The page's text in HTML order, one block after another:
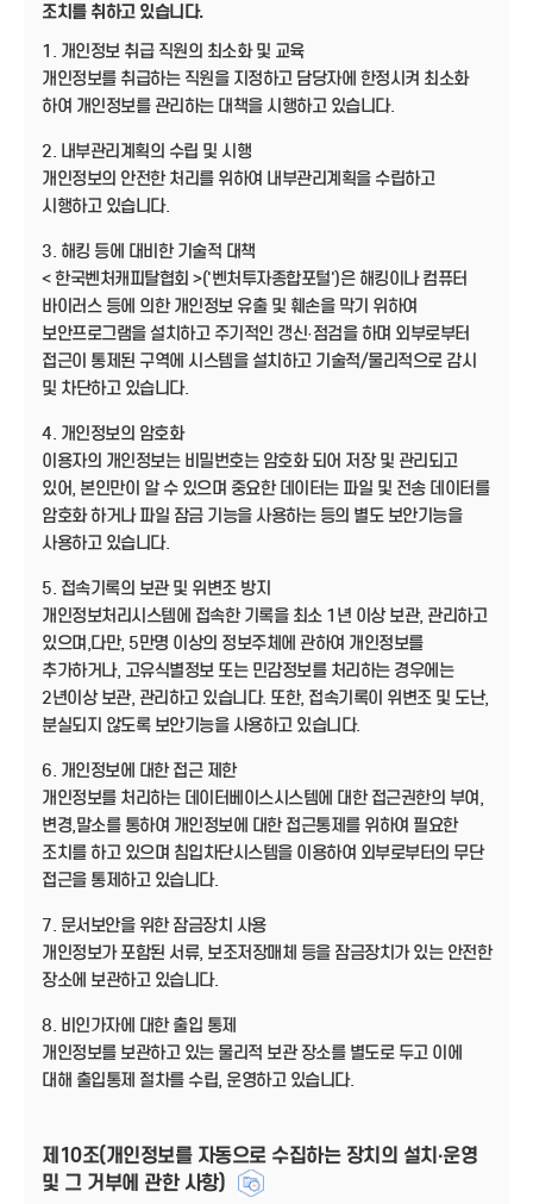
조치를 취하고 있습니다.
1. 개인정보 취급 직원의 최소화 및 교육
개인정보를 취급하는 직원을 지정하고 담당자에 한정시켜 최소화
하여 개인정보를 관리하는 대책을 시행하고 있습니다.
2. 내부관리계획의 수립 및 시행
개인정보의 안전한 처리를 위하여 내부관리계획을 수립하고
시행하고 있습니다.
3. 해킹 등에 대비한 기술적 대책
< 한국벤처캐피탈협회 >('벤처투자종합포털')은 해킹이나 컴퓨터
바이러스 등에 의한 개인정보 유출 및 훼손을 막기 위하여
보안프로그램을 설치하고 주기적인 갱신·점검을 하며 외부로부터
접근이 통제된 구역에 시스템을 설치하고 기술적/물리적으로 감시
및 차단하고 있습니다.
4. 개인정보의 암호화
이용자의 개인정보는 비밀번호는 암호화 되어 저장 및 관리되고
있어, 본인만이 알 수 있으며 중요한 데이터는 파일 및 전송 데이터를
암호화 하거나 파일 잠금 기능을 사용하는 등의 별도 보안기능을
사용하고 있습니다.
5. 접속기록의 보관 및 위변조 방지
개인정보처리시스템에 접속한 기록을 최소 1년 이상 보관, 관리하고
있으며,다만, 5만명 이상의 정보주체에 관하여 개인정보를
추가하거나, 고유식별정보 또는 민감정보를 처리하는 경우에는
2년이상 보관, 관리하고 있습니다. 또한, 접속기록이 위변조 및 도난,
분실되지 않도록 보안기능을 사용하고 있습니다.
6. 개인정보에 대한 접근 제한
개인정보를 처리하는 데이터베이스시스템에 대한 접근권한의 부여,
변경,말소를 통하여 개인정보에 대한 접근통제를 위하여 필요한
조치를 하고 있으며 침입차단시스템을 이용하여 외부로부터의 무단
접근을 통제하고 있습니다.
7. 문서보안을 위한 잠금장치 사용
개인정보가 포함된 서류, 보조저장매체 등을 잠금장치가 있는 안전한
장소에 보관하고 있습니다.
8. 비인가자에 대한 출입 통제
개인정보를 보관하고 있는 물리적 보관 장소를 별도로 두고 이에
대해 출입통제 절차를 수립, 운영하고 있습니다.
제10조(개인정보를 자동으로 수집하는 장치의 설치·운영
및 그 거부에 관한 사항)